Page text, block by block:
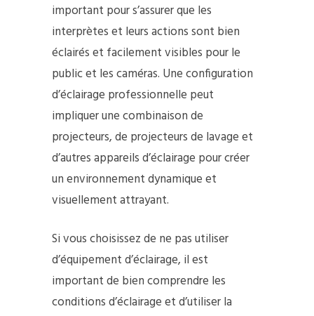
important pour s’assurer que les
interprètes et leurs actions sont bien
éclairés et facilement visibles pour le
public et les caméras. Une configuration
d’éclairage professionnelle peut
impliquer une combinaison de
projecteurs, de projecteurs de lavage et
d’autres appareils d’éclairage pour créer
un environnement dynamique et
visuellement attrayant.
Si vous choisissez de ne pas utiliser
d’équipement d’éclairage, il est
important de bien comprendre les
conditions d’éclairage et d’utiliser la